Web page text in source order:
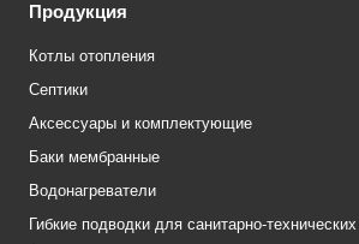
Продукция
Котлы отопления
Септики
Аксессуары и комплектующие
Баки мембранные
Водонагреватели
Гибкие подводки для санитарно-